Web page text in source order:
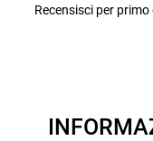
Recensisci per